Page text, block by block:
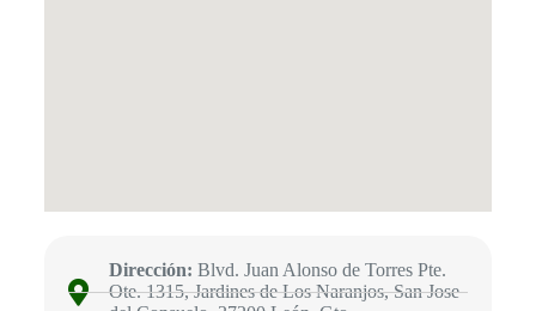
Dirección: Blvd. Juan Alonso de Torres Pte.
Ote. 1315, Jardines de Los Naranjos, San Jose